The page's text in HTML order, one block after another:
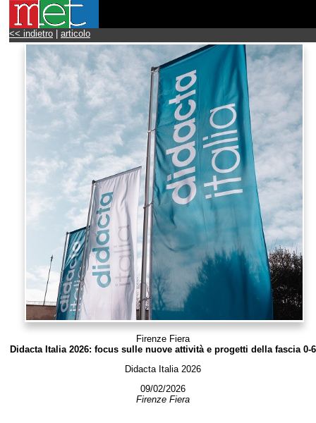
<< indietro articolo
Firenze Fiera
Didacta Italia 2026: focus sulle nuove attività e progetti della fascia 0-6
Didacta Italia 2026
09/02/2026
Firenze Fiera